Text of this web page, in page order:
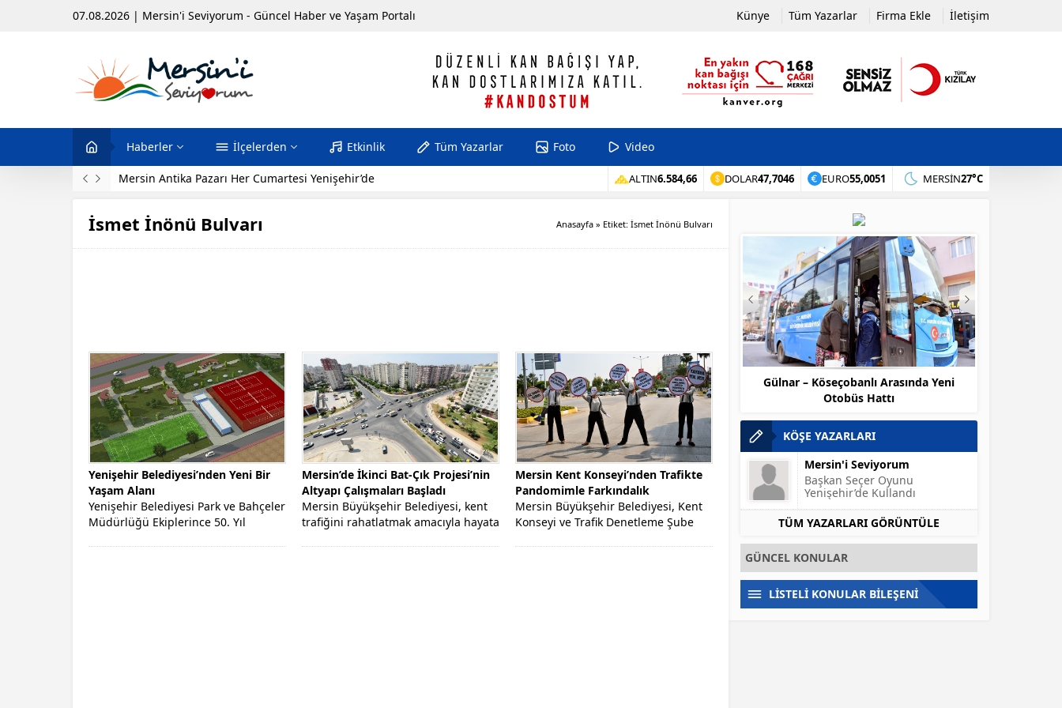
07.08.2026 | Mersin'i Seviyorum - Güncel Haber ve Yaşam Portalı Künye Tüm Yazarlar Firma Ekle İletişim
Haberler İlçelerden Etkinlik Tüm Yazarlar Foto Video
Mersin Antika Pazarı Her Cumartesi Yenişehir’de ALTIN6.584,66 DOLAR47,7046 EURO55,0051 MERSIN27°C
İsmet İnönü Bulvarı Anasayfa » Etiket: İsmet İnönü Bulvarı
Yenişehir Belediyesi’nden Yeni Bir
Yaşam Alanı
Yenişehir Belediyesi Park ve Bahçeler
Müdürlüğü Ekiplerince 50. Yıl
Mersin’de İkinci Bat-Çık Projesi’nin
Altyapı Çalışmaları Başladı
Mersin Büyükşehir Belediyesi, kent
trafiğini rahatlatmak amacıyla hayata
Mersin Kent Konseyi’nden Trafikte
Pandomimle Farkındalık
Mersin Büyükşehir Belediyesi, Kent
Konseyi ve Trafik Denetleme Şube
Başkan Seçer Oyunu Yenişehir’de Kullandı
Seçimlerde Mersin Büyükşehir’den
Ücretsiz Ulaşım
Gülnar – Köseçobanlı Arasında Yeni
Otobüs Hattı
KÖŞE YAZARLARI
Mersin'i Seviyorum
Başkan Seçer Oyunu
Yenişehir’de Kullandı
TÜM YAZARLARI GÖRÜNTÜLE
GÜNCEL KONULAR
LİSTELİ KONULAR BİLEŞENİ